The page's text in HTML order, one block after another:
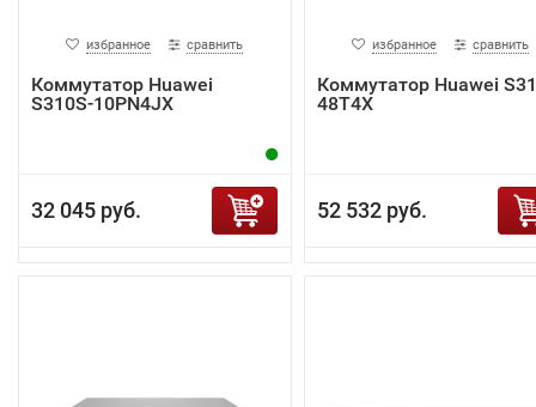
избранное сравнить
Коммутатор Huawei
S310S-10PN4JX
32 045 руб.
избранное сравнить
Коммутатор Huawei
48T4X
52 532 руб.